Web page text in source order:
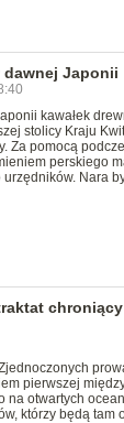
dawnej Japonii
kawałek
stolicy Kraju
Za pomocą
perskiego
Nara
pierwszej
na otwartych
którzy będą tam